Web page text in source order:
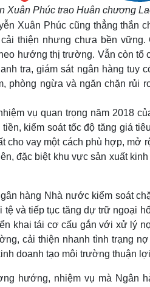
Xuân Phúc trao Huân chương
Xuân Phúc cũng thẳng thắn
thiện nhưng chưa bền
hướng thị trường. Vẫn còn
tra, giám sát ngân hàng
phòng ngừa và ngăn chặn rủi
vụ quan trọng năm 2018
kiểm soát tốc độ tăng giá
cho vay một cách phù hợp, mở
đặc biệt khu vực sản xuất
hàng Nhà nước kiểm soát
tệ và tiếp tục tăng dự trữ ngoại
khai tái cơ cấu gắn với xử lý
cải thiện nhanh tình trạng
doanh tạo môi trường thuận
hướng, nhiệm vụ mà Ngân